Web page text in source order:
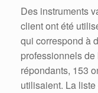
Des instruments
client ont été
qui correspond à
professionnels
répondants, 153
utilisaient. La